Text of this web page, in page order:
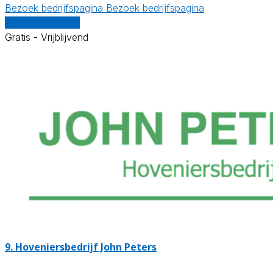
Bezoek bedrijfspagina Bezoek bedrijfspagina
Gratis - Vrijblijvend
9. Hoveniersbedrijf John Peters